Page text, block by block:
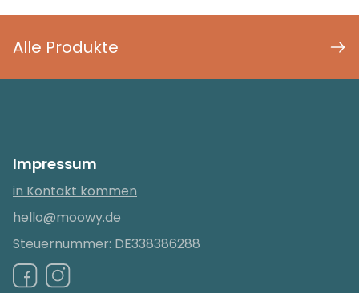
Alle Produkte
Impressum
in Kontakt kommen
hello@moowy.de
Steuernummer: DE338386288